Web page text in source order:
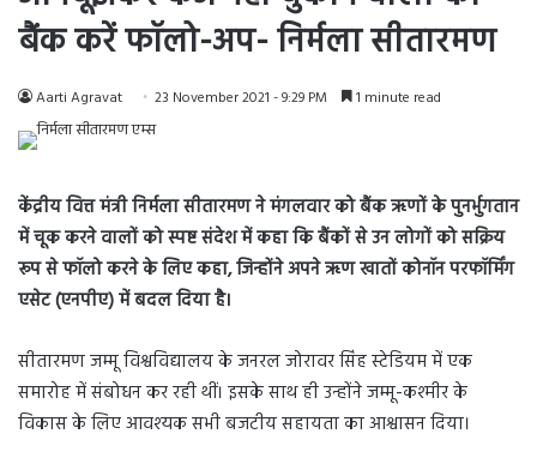
बैंक करें फॉलो-अप- निर्मला सीतारमण
Aarti Agravat 23 November 2021 - 9:29 PM 1 minute read
केंद्रीय वित्त मंत्री निर्मला सीतारमण ने मंगलवार को बैंक ऋणों के पुनर्भुगतान
में चूक करने वालों को स्पष्ट संदेश में कहा कि बैंकों से उन लोगों को सक्रिय
रूप से फॉलो करने के लिए कहा, जिन्होंने अपने ऋण खातों कोनॉन परफॉर्मिंग
एसेट (एनपीए) में बदल दिया है।
सीतारमण जम्मू विश्वविद्यालय के जनरल जोरावर सिंह स्टेडियम में एक
समारोह में संबोधन कर रही थीं। इसके साथ ही उन्होंने जम्मू-कश्मीर के
विकास के लिए आवश्यक सभी बजटीय सहायता का आश्वासन दिया।